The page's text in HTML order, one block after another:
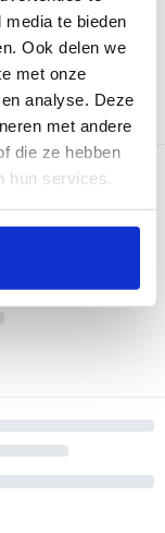
te bieden
Ook delen we
met onze
analyse. Deze
met andere
die ze hebben
hun services.